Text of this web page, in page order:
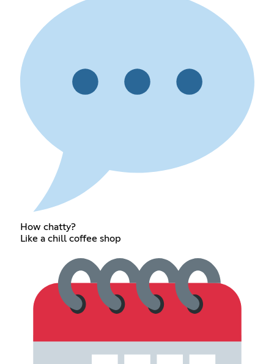
How chatty?
Like a chill coffee shop